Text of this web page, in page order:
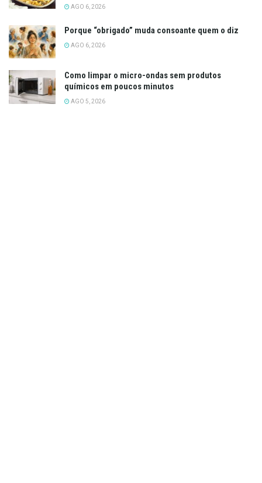
AGO 6, 2026
Porque “obrigado” muda consoante quem o diz
AGO 6, 2026
Como limpar o micro-ondas sem produtos
químicos em poucos minutos
AGO 5, 2026